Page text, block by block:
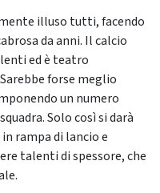
illuso tutti, facendo
da anni. Il calcio
ed è teatro
forse meglio
un numero
Solo così si darà
rampa di lancio e
talenti di spessore, che